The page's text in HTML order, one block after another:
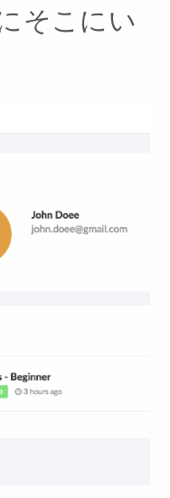
そこにい